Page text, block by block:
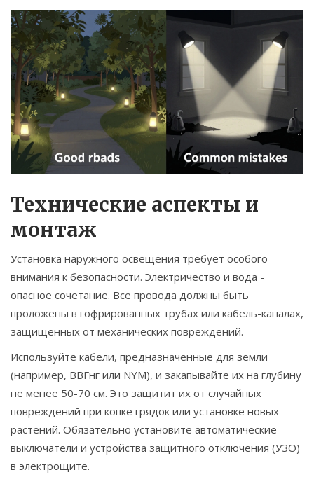
Технические аспекты и
монтаж
Установка наружного освещения требует особого
внимания к безопасности. Электричество и вода -
опасное сочетание. Все провода должны быть
проложены в гофрированных трубах или кабель-каналах,
защищенных от механических повреждений.
Используйте кабели, предназначенные для земли
(например, ВВГнг или NYM), и закапывайте их на глубину
не менее 50-70 см. Это защитит их от случайных
повреждений при копке грядок или установке новых
растений. Обязательно установите автоматические
выключатели и устройства защитного отключения (УЗО)
в электрощите.